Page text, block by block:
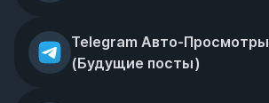
Telegram Авто-Просмотры
(Будущие посты)